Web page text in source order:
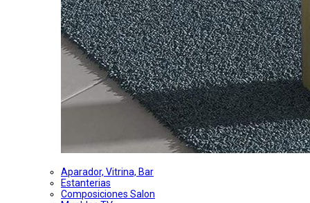
Aparador, Vitrina, Bar
Estanterias
Composiciones Salon